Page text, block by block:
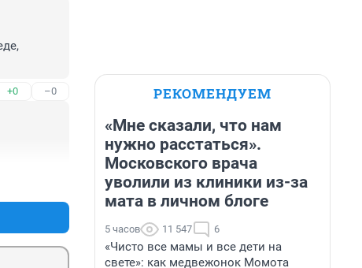
+0 –0 РЕКОМЕНДУЕМ
«Мне сказали, что нам
нужно расстаться».
Московского врача
уволили из клиники из-за
мата в личном блоге
5 часов 11 547 6
«Чисто все мамы и все дети на
свете»: как медвежонок Момота